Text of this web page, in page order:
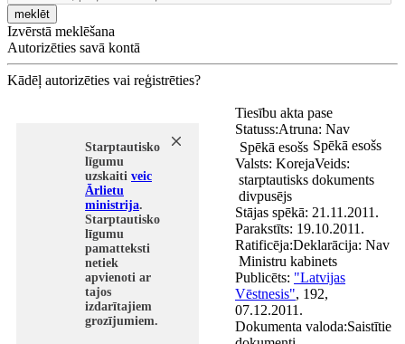
meklēt
Izvērstā meklēšana
Autorizēties savā kontā
Kādēļ autorizēties vai reģistrēties?
Starptautisko
līgumu
uzskaiti veic
Ārlietu
ministrija.
Starptautisko
līgumu
pamatteksti
netiek
apvienoti ar
tajos
izdarītajiem
grozījumiem.
Tiesību akta pase
Statuss:
Spēkā esošs Spēkā esošs
Valsts: KorejaVeids:
starptautisks dokuments
divpusējs
Stājas spēkā: 21.11.2011.
Parakstīts: 19.10.2011.
Ratificēja:
Ministru kabinets
Atruna: Nav
Deklarācija: Nav
Publicēts: "Latvijas
Vēstnesis", 192,
07.12.2011.
Dokumenta valoda:Saistītie